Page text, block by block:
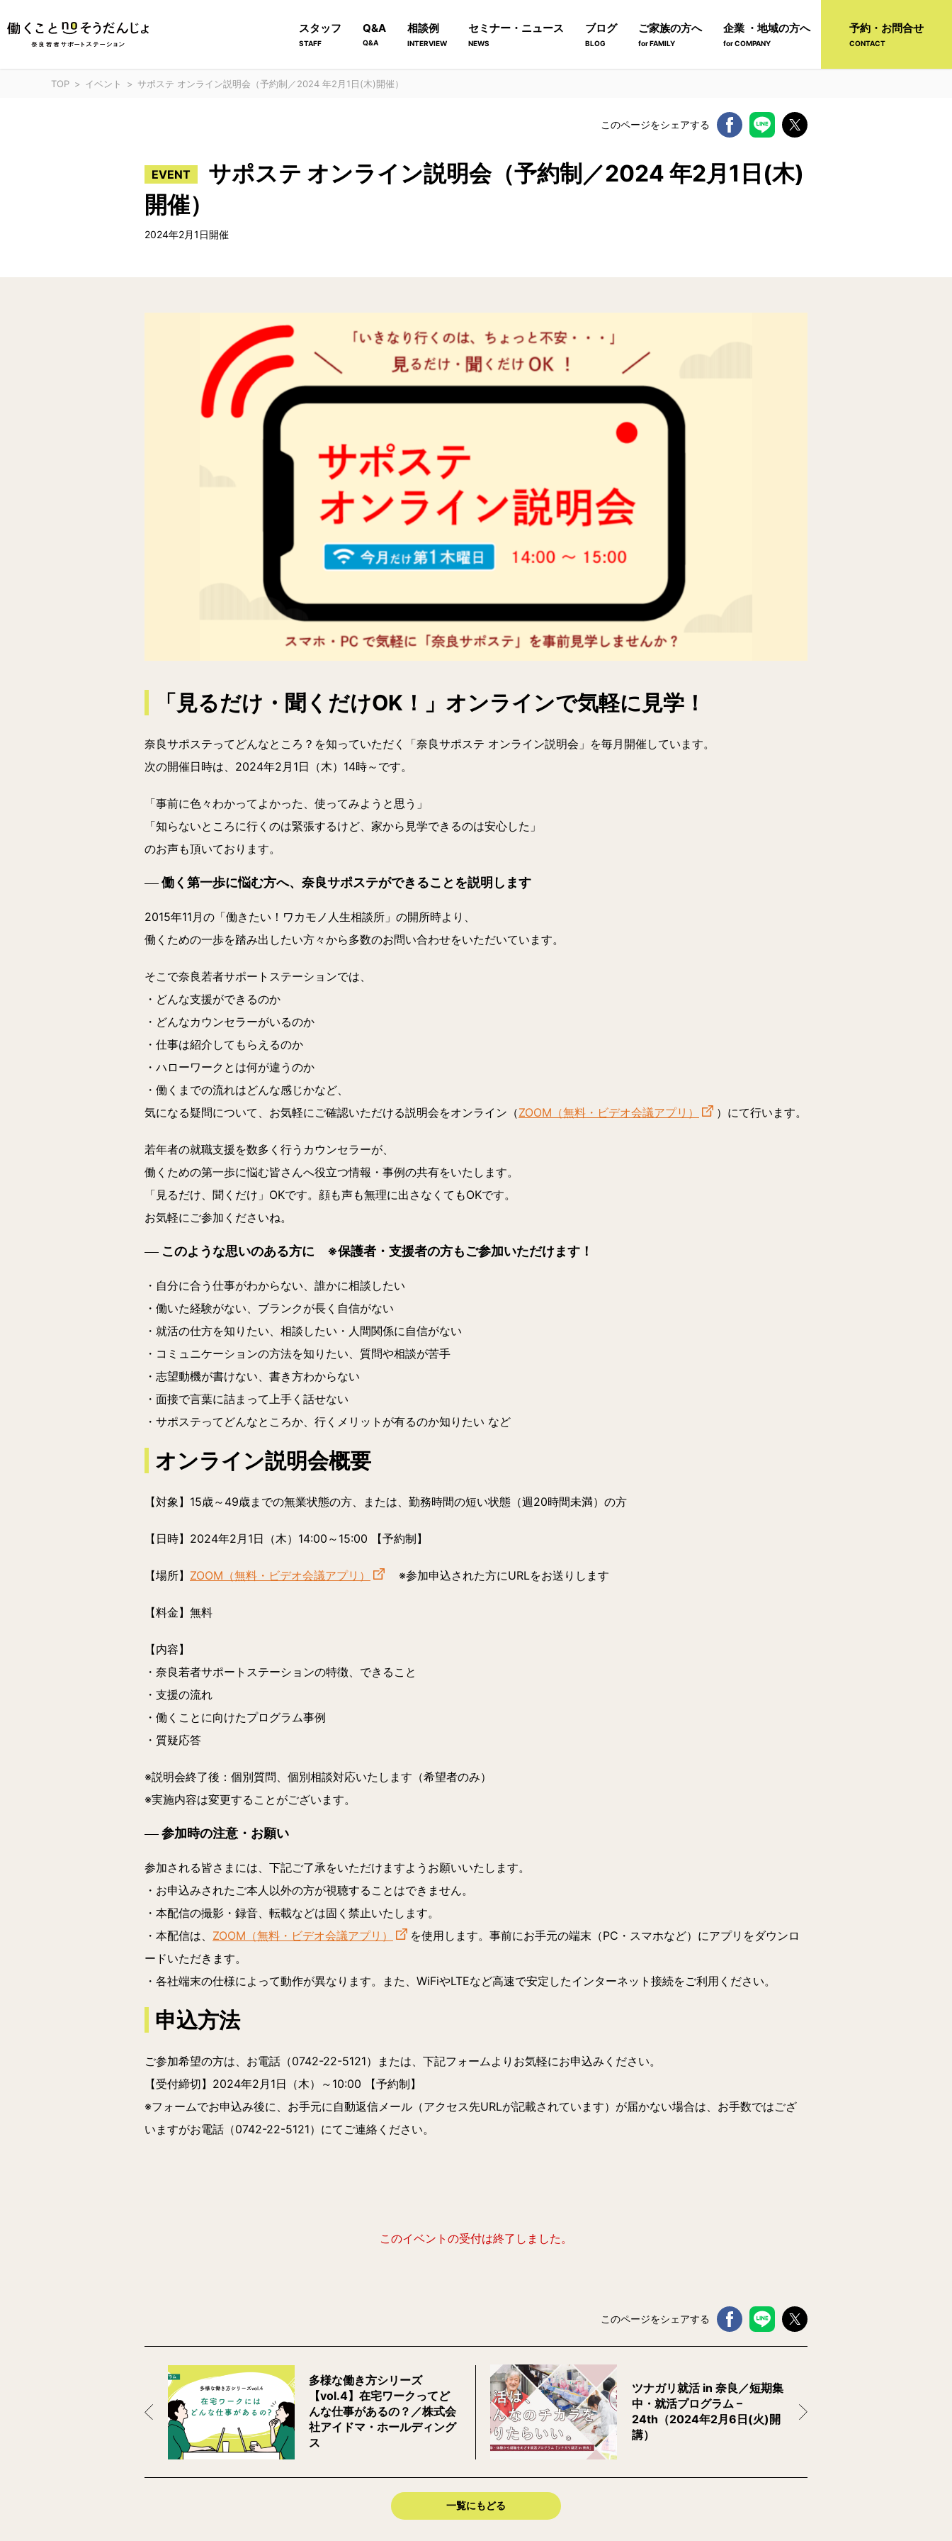
スタッフ
STAFF
Q&A
Q&A
相談例
INTERVIEW
セミナー・ニュース
NEWS
ブログ
BLOG
ご家族の方へ
for FAMILY
企業 ・地域の方へ
for COMPANY
予約・お問合せ
CONTACT
TOP イベント サポステ オンライン説明会（予約制／2024 年2月1日(木)開催）
このページをシェアする
EVENT
サポステ オンライン説明会（予約制／2024 年2月1日(木)
開催）
2024年2月1日開催
「見るだけ・聞くだけOK！」オンラインで気軽に見学！
奈良サポステってどんなところ？を知っていただく「奈良サポステ オンライン説明会」を毎月開催しています。
次の開催日時は、 2024年2月1日（木）14時～ です。
「事前に色々わかってよかった、使ってみようと思う」
「知らないところに行くのは緊張するけど、家から見学できるのは安心した」
のお声も頂いております。
働く第一歩に悩む方へ、奈良サポステができることを説明します
2015年11月の「働きたい！ワカモノ人生相談所」の開所時より、
働くための一歩を踏み出したい方々から多数のお問い合わせをいただいています。
そこで奈良若者サポートステーションでは、
・どんな支援ができるのか
・どんなカウンセラーがいるのか
・仕事は紹介してもらえるのか
・ハローワークとは何が違うのか
・働くまでの流れはどんな感じかなど、
気になる疑問について、お気軽にご確認いただける説明会をオンライン（ZOOM（無料・ビデオ会議アプリ） ）にて行います。
若年者の就職支援を数多く行うカウンセラーが、
働くための第一歩に悩む皆さんへ役立つ情報・事例の共有をいたします。
「見るだけ、聞くだけ」OKです。顔も声も無理に出さなくてもOKです。
お気軽にご参加くださいね。
このような思いのある方に ※保護者・支援者の方もご参加いただけます！
・自分に合う仕事がわからない、誰かに相談したい
・働いた経験がない、ブランクが長く自信がない
・就活の仕方を知りたい、相談したい・人間関係に自信がない
・コミュニケーションの方法を知りたい、質問や相談が苦手
・志望動機が書けない、書き方わからない
・面接で言葉に詰まって上手く話せない
・サポステってどんなところか、行くメリットが有るのか知りたい など
オンライン説明会概要
【対象】15歳～49歳までの無業状態の方、または、勤務時間の短い状態（週20時間未満）の方
【日時】 2024年2月1日（木）14:00～15:00 【予約制】
【場所】 ZOOM（無料・ビデオ会議アプリ） ※参加申込された方にURLをお送りします
【料金】 無料
【内容】
・奈良若者サポートステーションの特徴、できること
・支援の流れ
・働くことに向けたプログラム事例
・質疑応答
※説明会終了後：個別質問、個別相談対応いたします（希望者のみ）
※実施内容は変更することがございます。
参加時の注意・お願い
参加される皆さまには、下記ご了承をいただけますようお願いいたします。
・お申込みされたご本人以外の方が視聴することはできません。
・本配信の撮影・録音、転載などは固く禁止いたします。
・本配信は、 ZOOM（無料・ビデオ会議アプリ）
を使用します。事前にお手元の端末（PC・スマホなど）にアプリをダウンロ
ードいただきます。
・各社端末の仕様によって動作が異なります。また、WiFiやLTEなど高速で安定したインターネット接続をご利用ください。
申込方法
ご参加希望の方は、お電話（0742-22-5121）または、下記フォームよりお気軽にお申込みください。
【受付締切】 2024年2月1日（木）～10:00
【予約制】
※フォームでお申込み後に、お手元に自動返信メール（アクセス先URLが記載されています）が届かない場合は、お手数ではござ
いますがお電話（0742-22-5121）にてご連絡ください。
このイベントの受付は終了しました。
このページをシェアする
多様な働き方シリーズ
【vol.4】在宅ワークってど
んな仕事があるの？／株式会
社アイドマ・ホールディング
ス
ツナガリ就活 in 奈良／短期集
中・就活プログラム –
24th（2024年2月6日(火)開
講）
一覧にもどる